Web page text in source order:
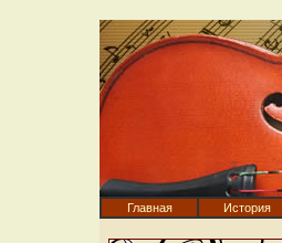
Главная История